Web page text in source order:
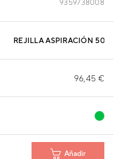
9359738008
REJILLA ASPIRACIÓN
96,45 €
Añadir